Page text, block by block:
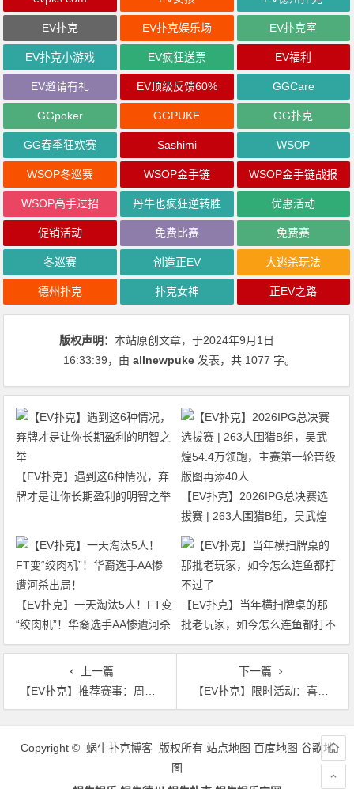
EV扑克 EV扑克娱乐场 EV扑克室
EV扑克小游戏 EV疯狂送票 EV福利
EV邀请有礼 EV顶级反馈60% GGCare
GGpoker GGPUKE GG扑克
GG春季狂欢赛 Sashimi WSOP
WSOP冬巡赛 WSOP金手链 WSOP金手链战报
WSOP高手过招 丹牛也疯狂逆转胜 优惠活动
促销活动 免费比赛 免费赛
冬巡赛 创造正EV 大逃杀玩法
德州扑克 扑克女神 正EV之路
版权声明：本站原创文章，于2024年9月1日
16:33:39，由allnewpuke 发表，共 1077 字。
【EV扑克】遇到这6种情况，弃
牌才是让你长期盈利的明智之举
【EV扑克】2026IPG总决赛选
拔赛 | 263人围猎B组，吴武煌
54.4万领跑，主赛第一轮晋级版
【EV扑克】一天淘汰5人！FT变
“绞肉机”！华裔选手AA惨遭河杀
出局！
【EV扑克】当年横扫牌桌的那
批老玩家，如今怎么连鱼都打不
过了
上一篇
【EV扑克】推荐赛事：周末狂欢聚惠赛，9月1日起，高保底，低买入
下一篇
【EV扑克】限时活动：喜迎国庆 靓牌赢iPhone16
文
Copyright © 蜗牛扑克博客 版权所有 站点地图 百度地图 谷歌地
图